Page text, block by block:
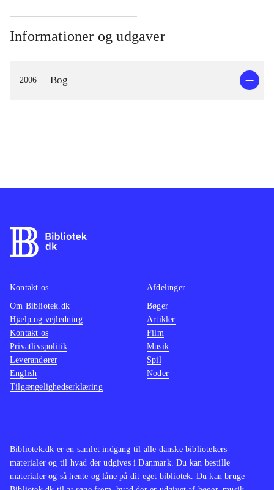
Informationer og udgaver
2006 Bog
Bibliotek.dk er en samlet indgang til alle danske bibliotekers
materialer og til hvad der udgives i Danmark. Du kan bestille
materialer og så hente og låne på dit eget bibliotek. Du kan bruge
Kontakt os
Om Bibliotek.dk
Hjælp og vejledning
Kontakt os
Privatlivspolitik
Leverandører
English
Tilgængelighedserklæring
Afdelinger
Bøger
Artikler
Film
Musik
Spil
Noder